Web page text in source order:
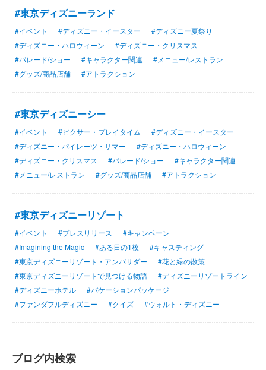
#東京ディズニーランド
#イベント #ディズニー・イースター
#ディズニー夏祭り
#ディズニー・ハロウィーン
#ディズニー・クリスマス
#パレード/ショー
#キャラクター関連
#メニュー/レストラン
#グッズ/商品店舗
#アトラクション
#東京ディズニーシー
#イベント #ピクサー・プレイタイム
#ディズニー・イースター
#ディズニー・パイレーツ・サマー
#ディズニー・ハロウィーン
#ディズニー・クリスマス
#パレード/ショー
#キャラクター関連
#メニュー/レストラン
#グッズ/商品店舗 #アトラクション
#東京ディズニーリゾート
#イベント #プレスリリース
#キャンペーン
#Imagining the Magic
#ある日の1枚
#キャスティング
#東京ディズニーリゾート・アンバサダー
#花と緑の散策
#東京ディズニーリゾートで見つける物語
#ディズニーリゾートライン
#ディズニーホテル
#バケーションパッケージ
#ファンダフルディズニー
#クイズ #ウォルト・ディズニー
ブログ内検索